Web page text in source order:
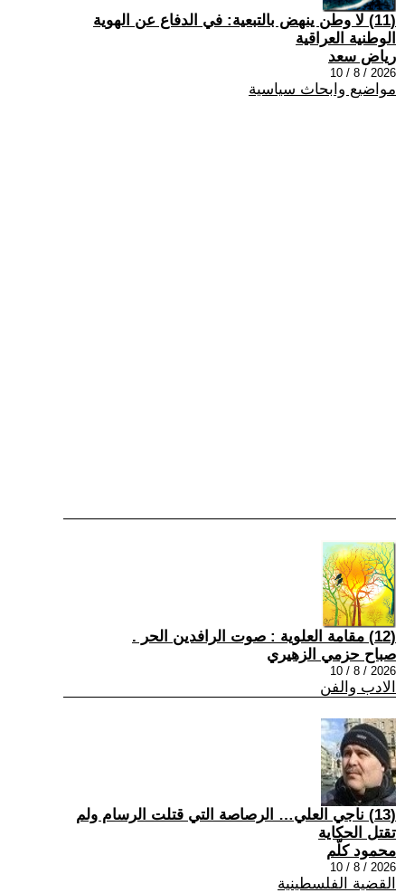
(11) لا وطن ينهض بالتبعية: في الدفاع عن الهوية
الوطنية العراقية
رياض سعد
2026 / 8 / 10
مواضيع وابحاث سياسية
(12) مقامة العلوية : صوت الرافدين الحر .
صباح حزمي الزهيري
2026 / 8 / 10
الادب والفن
(13) ناجي العلي… الرصاصة التي قتلت الرسام ولم
تقتل الحكاية
محمود كلّم
2026 / 8 / 10
القضية الفلسطينية